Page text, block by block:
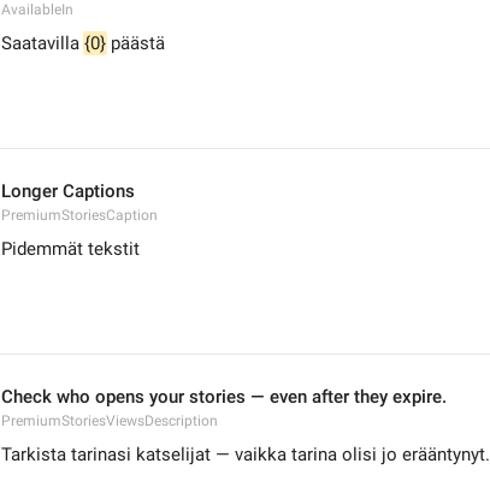
AvailableIn
Saatavilla {0} päästä
Longer Captions
PremiumStoriesCaption
Pidemmät tekstit
Check who opens your stories — even after they expire.
PremiumStoriesViewsDescription
Tarkista tarinasi katselijat — vaikka tarina olisi jo erääntynyt.